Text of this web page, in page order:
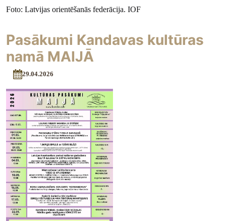
Foto: Latvijas orientēšanās federācija. IOF
Pasākumi Kandavas kultūras
namā MAIJĀ
29.04.2026